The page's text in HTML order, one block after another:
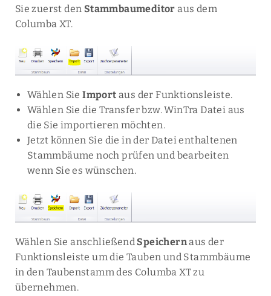
Sie zuerst den Stammbaumeditor aus dem
Columba XT.
Wählen SieImport aus der Funktionsleiste.
Wählen Sie die Transfer bzw. WinTra Datei aus
die Sie importieren möchten.
Jetzt können Sie die in der Datei enthaltenen
Stammbäume noch prüfen und bearbeiten
wenn Sie es wünschen.
Wählen Sie anschließend Speichernaus der
Funktionsleiste um die Tauben und Stammbäume
in den Taubenstamm des Columba XT zu
übernehmen.